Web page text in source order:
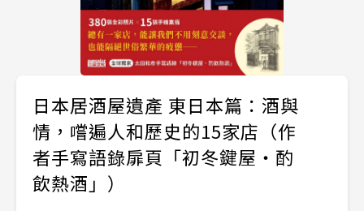
日本居酒屋遺產 東日本篇：酒與
情，嚐遍人和歷史的15家店（作
者手寫語錄扉頁「初冬鍵屋‧酌
飲熱酒」）